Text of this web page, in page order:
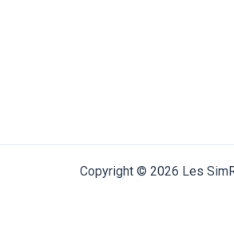
Copyright © 2026 Les